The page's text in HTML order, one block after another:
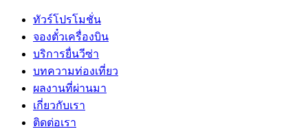
ทัวร์โปรโมชั่น
จองตั๋วเครื่องบิน
บริการยื่นวีซ่า
บทความท่องเที่ยว
ผลงานที่ผ่านมา
เกี่ยวกับเรา
ติดต่อเรา